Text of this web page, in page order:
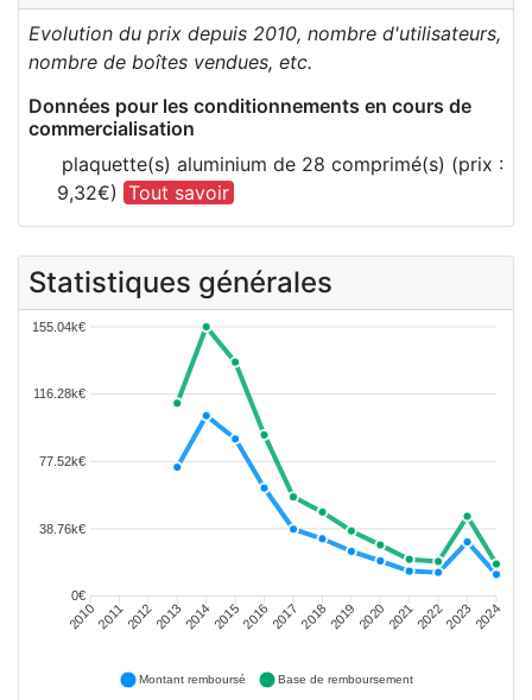
Evolution du prix depuis 2010, nombre d'utilisateurs,
nombre de boîtes vendues, etc.
Données pour les conditionnements en cours de
commercialisation
plaquette(s) aluminium de 28 comprimé(s) (prix :
9,32€) Tout savoir
Statistiques générales
155.04k€
116.28k€
77.52k€
38.76k€
0€
201020112012201320142015201620172018201920202021202220232024
Montant remboursé Base de remboursement